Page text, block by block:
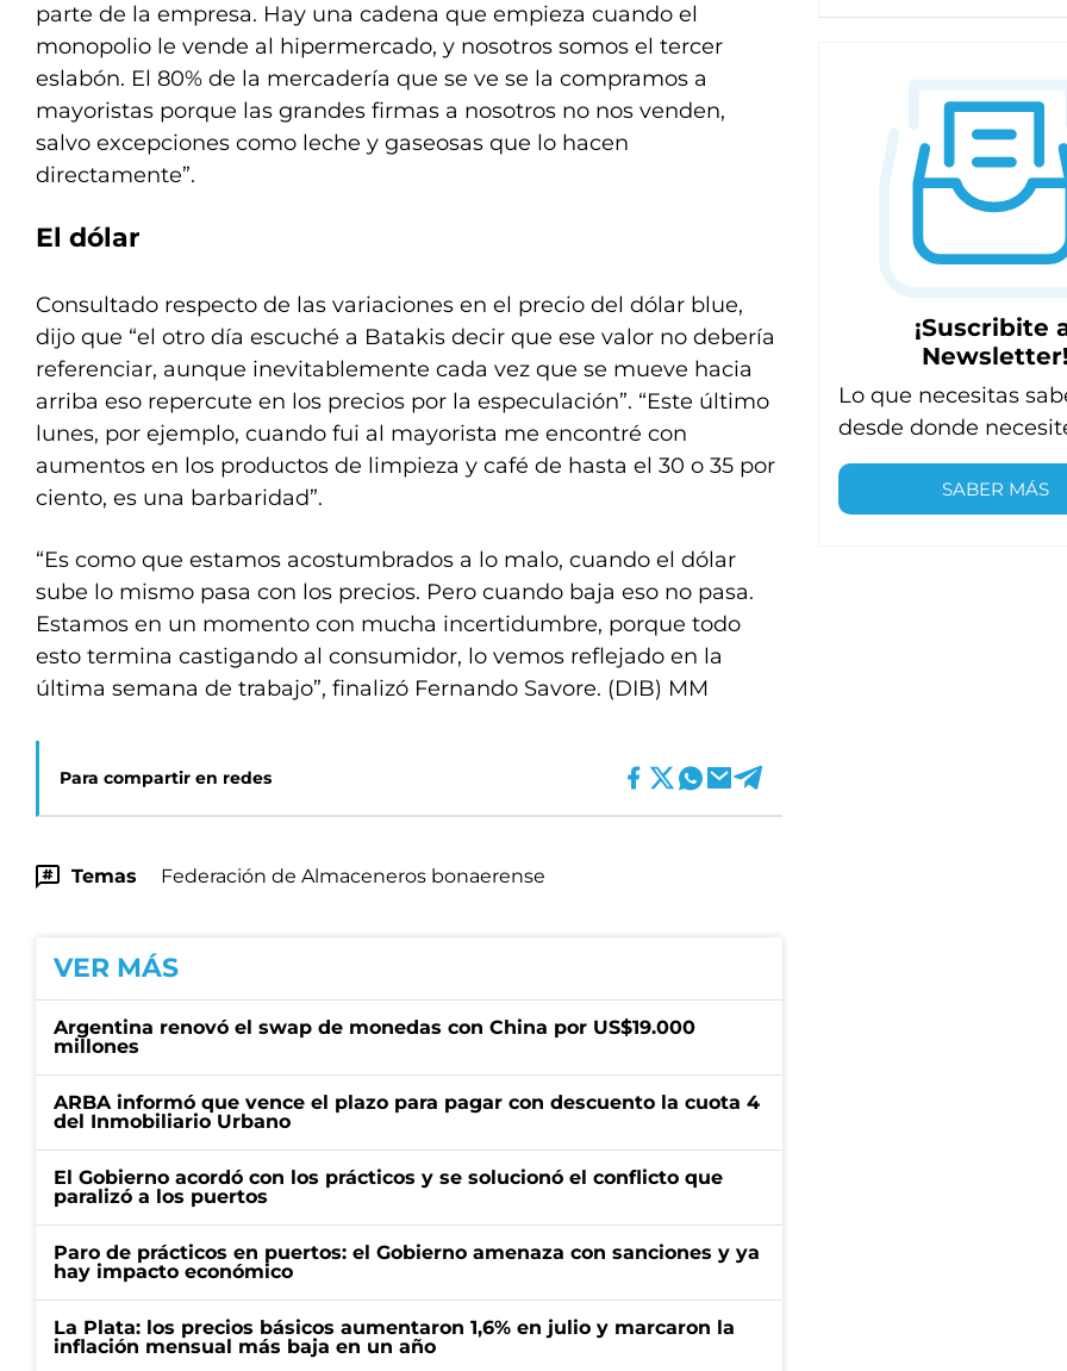
parte de la empresa. Hay una cadena que empieza cuando el
monopolio le vende al hipermercado, y nosotros somos el tercer
eslabón. El 80% de la mercadería que se ve se la compramos a
mayoristas porque las grandes firmas a nosotros no nos venden,
salvo excepciones como leche y gaseosas que lo hacen
directamente”.
El dólar
Consultado respecto de las variaciones en el precio del dólar blue,
dijo que “el otro día escuché a Batakis decir que ese valor no debería
referenciar, aunque inevitablemente cada vez que se mueve hacia
arriba eso repercute en los precios por la especulación”. “Este último
lunes, por ejemplo, cuando fui al mayorista me encontré con
aumentos en los productos de limpieza y café de hasta el 30 o 35 por
ciento, es una barbaridad”.
“Es como que estamos acostumbrados a lo malo, cuando el dólar
sube lo mismo pasa con los precios. Pero cuando baja eso no pasa.
Estamos en un momento con mucha incertidumbre, porque todo
esto termina castigando al consumidor, lo vemos reflejado en la
última semana de trabajo”, finalizó Fernando Savore. (DIB) MM
Para compartir en redes
Temas Federación de Almaceneros bonaerense
VER MÁS
Argentina renovó el swap de monedas con China por US$19.000
millones
ARBA informó que vence el plazo para pagar con descuento la cuota 4
del Inmobiliario Urbano
El Gobierno acordó con los prácticos y se solucionó el conflicto que
paralizó a los puertos
Paro de prácticos en puertos: el Gobierno amenaza con sanciones y ya
hay impacto económico
La Plata: los precios básicos aumentaron 1,6% en julio y marcaron la
inflación mensual más baja en un año
¡Suscribite
Newsletter!
Lo que necesitas
desde donde
SABER MÁS